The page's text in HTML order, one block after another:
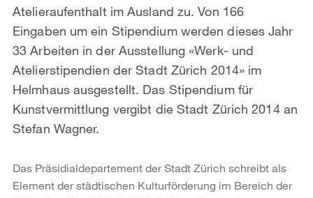
Atelieraufenthalt im Ausland zu. Von 166
Eingaben um ein Stipendium werden dieses Jahr
33 Arbeiten in der Ausstellung «Werk- und
Atelierstipendien der Stadt Zürich 2014» im
Helmhaus ausgestellt. Das Stipendium für
Kunstvermittlung vergibt die Stadt Zürich 2014 an
Stefan Wagner.
Das Präsidialdepartement der Stadt Zürich schreibt als
Element der städtischen Kulturförderung im Bereich der